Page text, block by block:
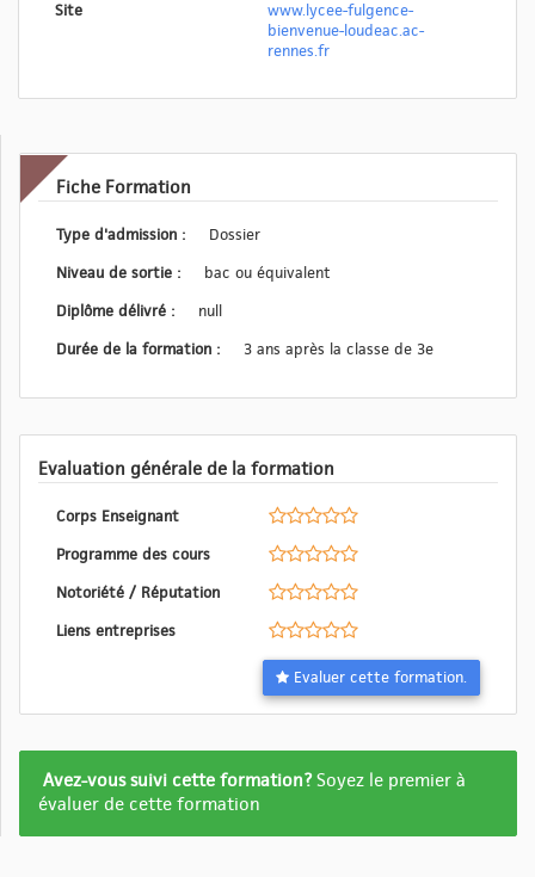
Site
www.lycee-fulgence-
bienvenue-loudeac.ac-
rennes.fr
Fiche Formation
Type d'admission :
Dossier
Niveau de sortie :
bac ou équivalent
Diplôme délivré :
null
Durée de la formation :
3 ans après la classe de 3e
Evaluation générale de la formation
Corps Enseignant
Programme des cours
Notoriété / Réputation
Liens entreprises
Evaluer cette formation.
Formation
pas
Avez-vous suivi cette formation?Soyez le premier à
évaluer de cette formation